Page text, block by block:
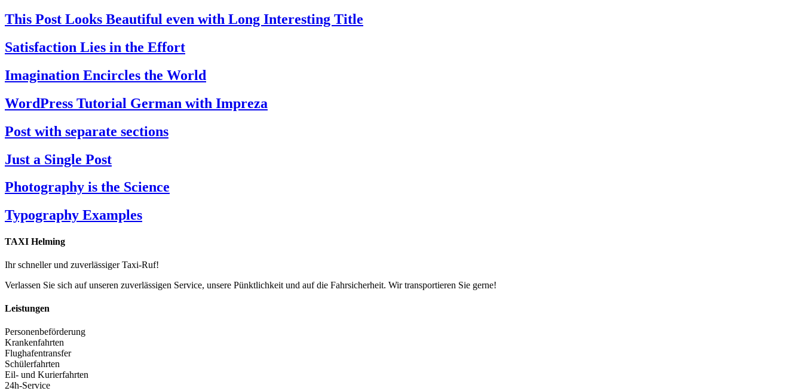
This Post Looks Beautiful even with Long Interesting Title
Satisfaction Lies in the Effort
Imagination Encircles the World
WordPress Tutorial German with Impreza
Post with separate sections
Just a Single Post
Photography is the Science
Typography Examples
TAXI Helming
Ihr schneller und zuverlässiger Taxi-Ruf!
Verlassen Sie sich auf unseren zuverlässigen Service, unsere Pünktlichkeit und auf die Fahrsicherheit. Wir transportieren Sie gerne!
Leistungen
Personenbeförderung
Krankenfahrten
Flughafentransfer
Schülerfahrten
Eil- und Kurierfahrten
24h-Service